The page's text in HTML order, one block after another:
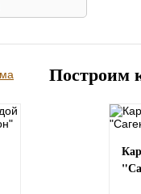
Построим